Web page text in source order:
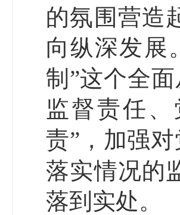
的氛围营造
向纵深发展
制”这个全
监督责任
责”，加强
落实情况的
落到实处。